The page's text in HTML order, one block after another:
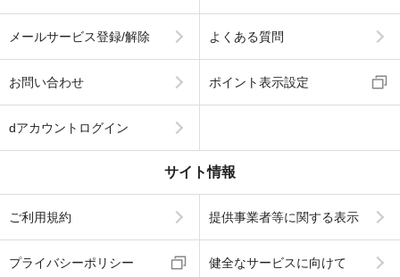
メールサービス登録/解除 よくある質問
お問い合わせ ポイント表示設定
dアカウントログイン
サイト情報
ご利用規約 提供事業者等に関する表示
プライバシーポリシー 健全なサービスに向けて